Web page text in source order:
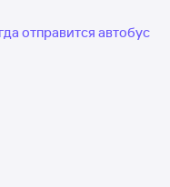
отправится автобус